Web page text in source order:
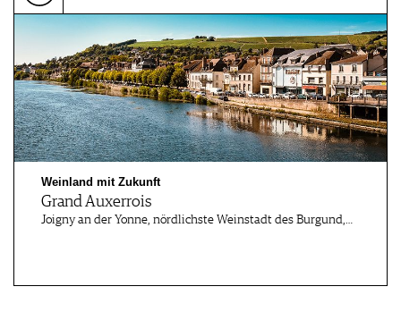
Weinland mit Zukunft
Grand Auxerrois
Joigny an der Yonne, nördlichste Weinstadt des Burgund,…